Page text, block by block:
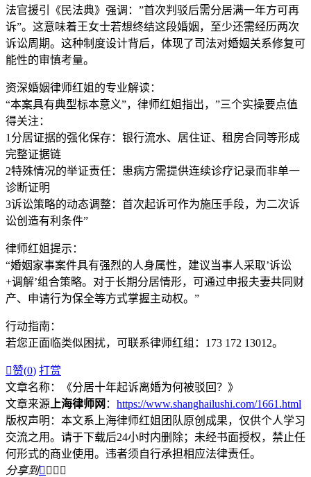
法官援引《民法典》强调：”首次判驳后需分居满一年方可再
诉”。这意味着王女士若想终结这段婚姻，至少还需经历两次
诉讼周期。这种制度设计背后，体现了司法对婚姻关系修复可
能性的审慎考量。
资深婚姻律师红姐的专业解读：
“本案具有典型标本意义”，律师红姐指出，”三个实操要点值
得关注：
1分居证据的强化保存​​：银行流水、居住证、租房合同等形成
完整证据链
2​​特殊情况的举证责任​​：患病方需提供连续诊疗记录而非单一
诊断证明
3​​诉讼策略的动态调整​​：首次起诉可作为施压手段，为二次诉
讼创造有利条件”
律师红姐提示：
“婚姻家事案件具有强烈的人身属性，建议当事人采取’诉讼
+调解’组合策略。对于长期分居情形，可通过申报夫妻共同财
产、申请行为保全等方式掌握主动权。”
行动指南​​：
若您正面临类似困扰，可联系律师红组：173 172 13012。
赞(0) 打赏
文章名称：《分居十年起诉离婚为何被驳回？》
文章来源 上海律师网 ： https://www.shanghailushi.com/1661.html
版权声明：本文系上海律师红姐团队原创成果，仅供个人学习
交流之用。请于下载后24小时内删除；未经书面授权，禁止任
何形式的商业使用。违者须自行承担相应法律责任。
分享到   